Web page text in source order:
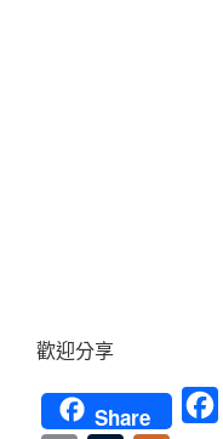
歡迎分享
Share